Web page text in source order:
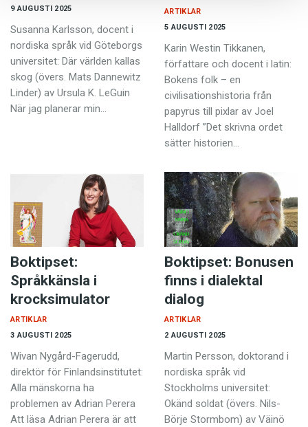
9 AUGUSTI 2025
Susanna Karlsson, docent i
nordiska språk vid Göteborgs
universitet: Där världen kallas
skog (övers. Mats Dannewitz
Linder) av Ursula K. LeGuin
När jag planerar min…
5 AUGUSTI 2025
ARTIKLAR
Karin Westin Tikkanen,
författare och docent i latin:
Bokens folk – en
civilisationshistoria från
papyrus till pixlar av Joel
Halldorf ”Det skrivna ordet
sätter historien…
Boktipset:
Språkkänsla i
krocksimulator
3 AUGUSTI 2025
ARTIKLAR
Wivan Nygård-Fagerudd,
direktör för Finlandsinstitutet:
Alla mänskorna ha
problemen av Adrian Perera
Att läsa Adrian Perera är att
Boktipset: Bonusen
finns i dialektal
dialog
2 AUGUSTI 2025
ARTIKLAR
Martin Persson, dokto­rand i
nordiska språk vid
Stockholms universitet:
Okänd soldat (övers. Nils-
Börje Stormbom) av Väinö